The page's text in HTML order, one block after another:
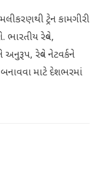
ટ્રેન કામગીરી
રેલ્વે,
અનુરૂપ, રેલ્વે નેટવર્કને
માટે દેશભરમાં